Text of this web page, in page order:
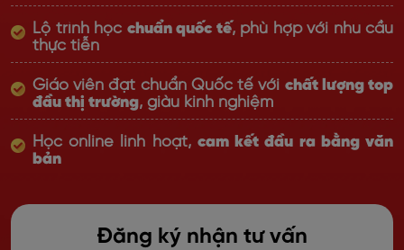
Lộ trình học chuẩn quốc tế, phù hợp với nhu cầu
thực tiễn
Giáo viên đạt chuẩn Quốc tế với chất lượng top
đầu thị trường, giàu kinh nghiệm
Học online linh hoạt, cam kết đầu ra bằng văn
bản
Đăng ký nhận tư vấn